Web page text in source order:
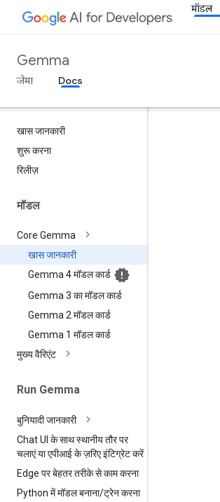
मॉडल
Gemma
जेमा Docs
खास जानकारी
शुरू करना
रिलीज़
मॉडल
Core Gemma
खास जानकारी
Gemma 4 मॉडल कार्ड
Gemma 3 का मॉडल कार्ड
Gemma 2 मॉडल कार्ड
Gemma 1 मॉडल कार्ड
मुख्य वैरिएंट
Run Gemma
बुनियादी जानकारी
Chat UI के साथ स्थानीय तौर पर
चलाएं या एपीआई के ज़रिए इंटिग्रेट करें
Edge पर बेहतर तरीके से काम करना
Python में मॉडल बनाना/ट्रेन करना